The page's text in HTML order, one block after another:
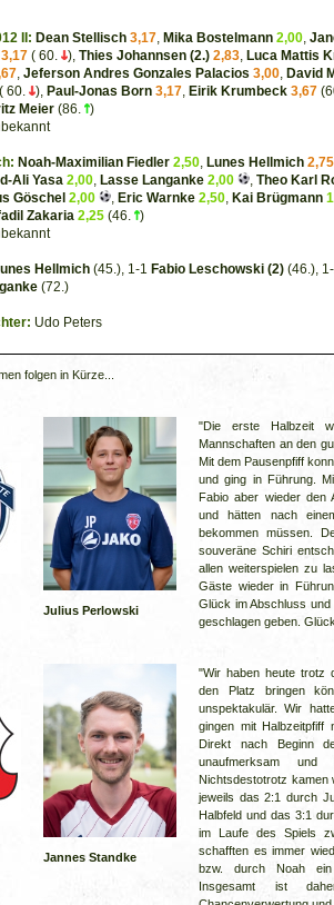
II: Dean Stellisch 3,17, Mika Bostelmann 2,00,
3,17 ( 60. ), Thies Johannsen (2.) 2,83, Luca Mattis
, Jeferson Andres Gonzales Palacios 3,00, David
( 60. ), Paul-Jonas Born 3,17, Eirik Krumbeck 3,67
Meier (86. )
Noah-Maximilian Fiedler 2,50, Lunes Hellmich 2,75
Ali Yasa 2,00, Lasse Langanke 2,00 , Theo Karl
Göschel 2,00 , Eric Warnke 2,50, Kai Brügmann
Zakaria 2,25 (46. )
Hellmich (45.), 1-1 Fabio Leschowski (2) (46.),
(72.)
Udo Peters
folgen in Kürze...
Julius Perlowski
"Die erste Halbzeit
Mannschaften an den
Mit dem Pausenpfiff
und ging in Führung.
Fabio aber wieder den
und hätten nach
bekommen müssen.
souveräne Schiri
allen weiterspielen zu
Gäste wieder in
Glück im Abschluss
geschlagen geben.
Jannes Standke
"Wir haben heute trotz
den Platz bringen
unspektakulär. Wir
gingen mit Halbzeitpfiff
Direkt nach Beginn
unaufmerksam und
Nichtsdestotrotz kamen
jeweils das 2:1 durch
Halbfeld und das 3:1
im Laufe des Spiels
schafften es immer
bzw. durch Noah ein
Insgesamt ist